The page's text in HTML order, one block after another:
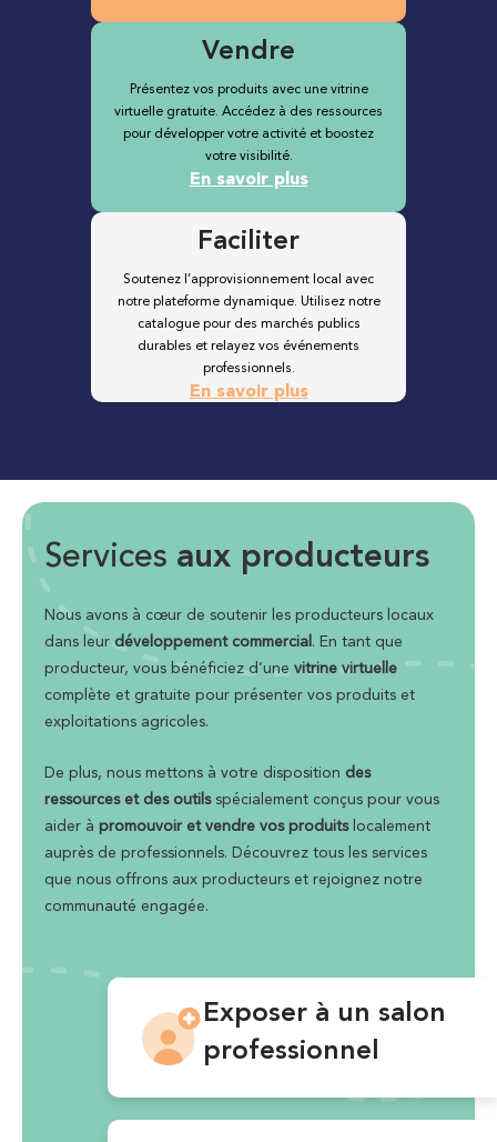
Vendre
Présentez vos produits avec une vitrine
virtuelle gratuite. Accédez à des ressources
pour développer votre activité et boostez
votre visibilité.
En savoir plus
Faciliter
Soutenez l’approvisionnement local avec
notre plateforme dynamique. Utilisez notre
catalogue pour des marchés publics
durables et relayez vos événements
professionnels.
En savoir plus
Services aux producteurs
Nous avons à cœur de soutenir les producteurs locaux
dans leurdéveloppement commercial . En tant que
producteur, vous bénéficiez d’une vitrine virtuelle
complète et gratuite pour présenter vos produits et
exploitations agricoles.
De plus, nous mettons à votre disposition des
ressources et des outilsspécialement conçus pour vous
aider à promouvoir et vendre vos produitslocalement
auprès de professionnels. Découvrez tous les services
que nous offrons aux producteurs et rejoignez notre
communauté engagée.
Exposer à un salon
professionnel